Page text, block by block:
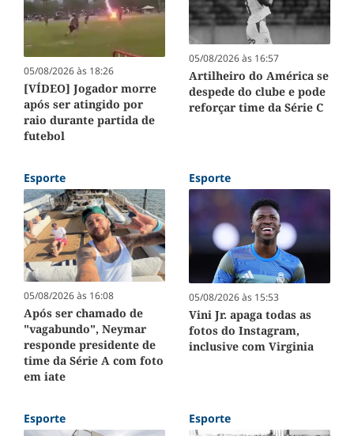
05/08/2026 às 18:26
[VÍDEO] Jogador morre
após ser atingido por
raio durante partida de
futebol
05/08/2026 às 16:57
Artilheiro do América se
despede do clube e pode
reforçar time da Série C
Esporte
05/08/2026 às 16:08
Após ser chamado de
"vagabundo", Neymar
responde presidente de
time da Série A com foto
em iate
Esporte
05/08/2026 às 15:53
Vini Jr. apaga todas as
fotos do Instagram,
inclusive com Virginia
Esporte Esporte